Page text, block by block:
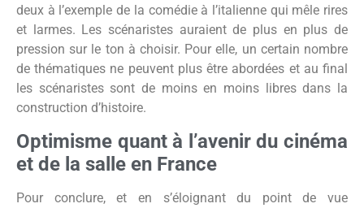
deux à l’exemple de la comédie à l’italienne qui mêle rires
et larmes. Les scénaristes auraient de plus en plus de
pression sur le ton à choisir. Pour elle, un certain nombre
de thématiques ne peuvent plus être abordées et au final
les scénaristes sont de moins en moins libres dans la
construction d’histoire.
Optimisme quant à l’avenir du cinéma
et de la salle en France
Pour conclure, et en s’éloignant du point de vue